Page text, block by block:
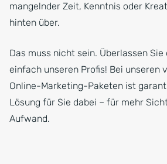
mangelnder Zeit, Kenntnis oder
hinten über.
Das muss nicht sein. Überlassen
einfach unseren Profis! Bei unseren
Online-Marketing-Paketen ist
Lösung für Sie dabei – für mehr
Aufwand.